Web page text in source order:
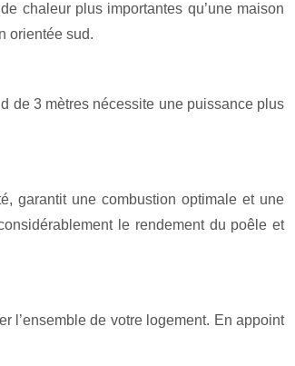
chaleur plus importantes qu’une maison
orientée sud.
de 3 mètres nécessite une puissance plus
garantit une combustion optimale et une
le rendement du poêle et
l’ensemble de votre logement. En appoint